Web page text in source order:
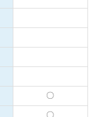
〇
〇